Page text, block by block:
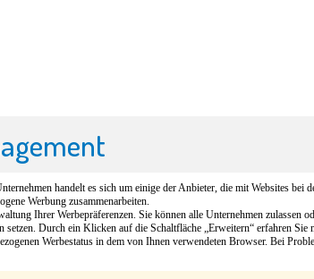
handelt es sich um einige der Anbieter, die mit Websites bei
Werbung zusammenarbeiten.
Ihrer Werbepräferenzen. Sie können alle Unternehmen zulassen
setzen. Durch ein Klicken auf die Schaltfläche „Erweitern“ erfahren Sie
Werbestatus in dem von Ihnen verwendeten Browser. Bei